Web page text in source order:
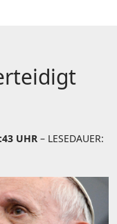
UHR – LESEDAUER: